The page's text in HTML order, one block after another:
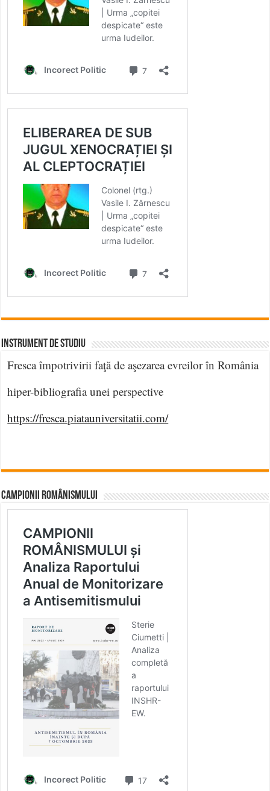
INSTRUMENT DE STUDIU
Fresca împotrivirii faţă de aşezarea evreilor în România
hiper-bibliografia unei perspective
https://fresca.piatauniversitatii.com/
CAMPIONII ROMÂNISMULUI